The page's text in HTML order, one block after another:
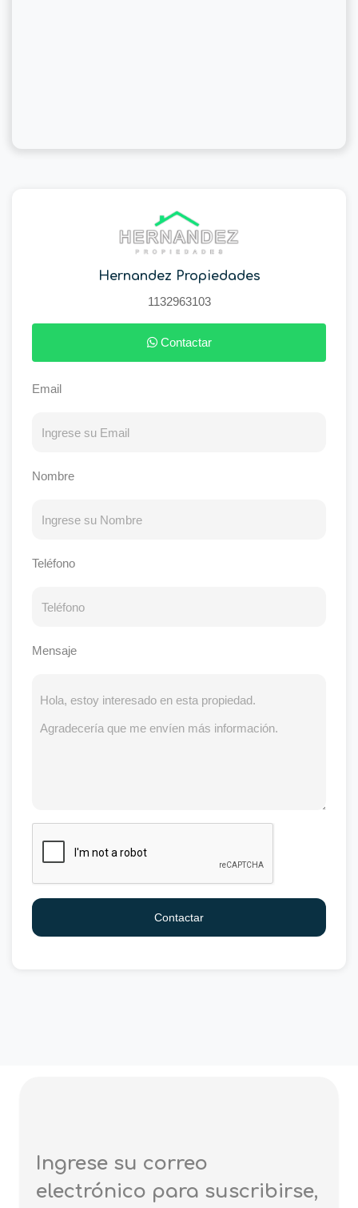
Hernandez Propiedades
1132963103
Contactar
Email
Nombre
Teléfono
Mensaje
Contactar
Ingrese su correo
electrónico para suscribirse,